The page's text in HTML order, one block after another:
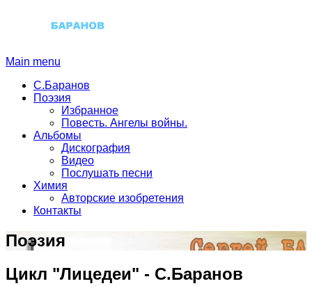
Main menu
С.Баранов
Поэзия
Избранное
Повесть. Ангелы войны.
Альбомы
Дискография
Видео
Послушать песни
Химия
Авторские изобретения
Контакты
Поэзия
Цикл "Лицедеи" - С.Баранов